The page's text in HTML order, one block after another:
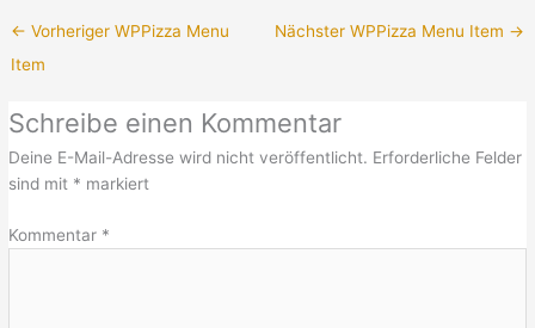
← Vorheriger WPPizza Menu
Item
Nächster WPPizza Menu Item →
Schreibe einen Kommentar
Deine E-Mail-Adresse wird nicht veröffentlicht. Erforderliche Felder
sind mit * markiert
Kommentar *